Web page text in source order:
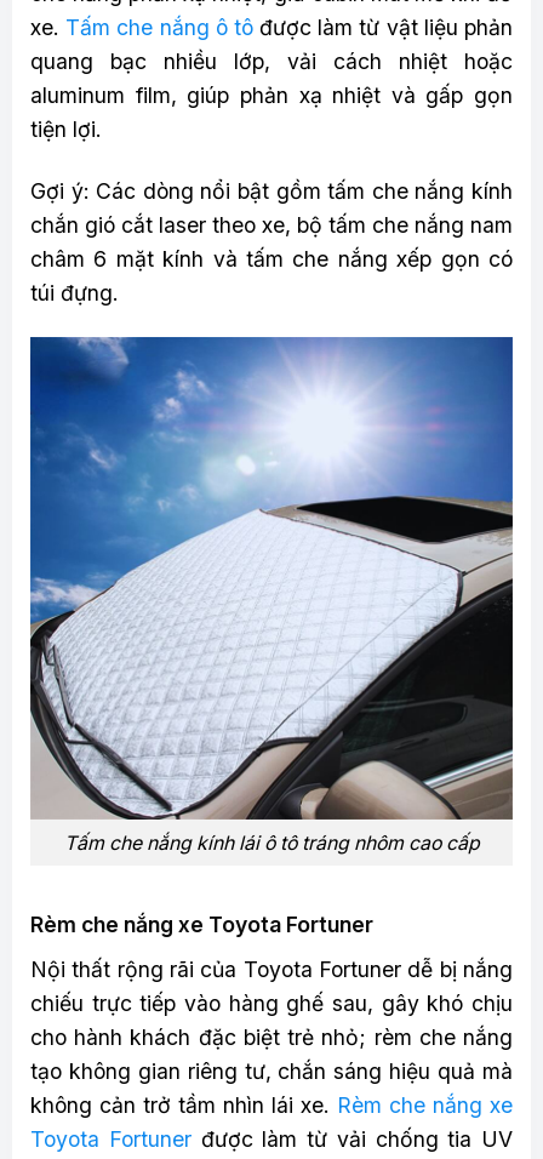
xe. Tấm che nắng ô tôđược làm từ vật liệu phản
quang bạc nhiều lớp, vải cách nhiệt hoặc
aluminum film, giúp phản xạ nhiệt và gấp gọn
tiện lợi.
Gợi ý: Các dòng nổi bật gồm tấm che nắng kính
chắn gió cắt laser theo xe, bộ tấm che nắng nam
châm 6 mặt kính và tấm che nắng xếp gọn có
túi đựng.
Tấm che nắng kính lái ô tô tráng nhôm cao cấp
Rèm che nắng xe Toyota Fortuner
Nội thất rộng rãi của Toyota Fortuner dễ bị nắng
chiếu trực tiếp vào hàng ghế sau, gây khó chịu
cho hành khách đặc biệt trẻ nhỏ; rèm che nắng
tạo không gian riêng tư, chắn sáng hiệu quả mà
không cản trở tầm nhìn lái xe. Rèm che nắng xe
Toyota Fortunerđược làm từ vải chống tia UV